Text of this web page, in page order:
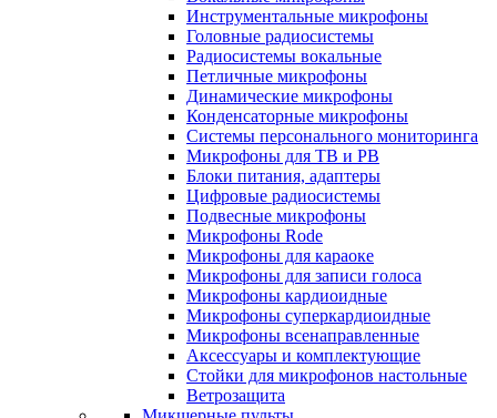
Инструментальные микрофоны
Головные радиосистемы
Радиосистемы вокальные
Петличные микрофоны
Динамические микрофоны
Конденсаторные микрофоны
Системы персонального мониторинга
Микрофоны для ТВ и РВ
Блоки питания, адаптеры
Цифровые радиосистемы
Подвесные микрофоны
Микрофоны Rode
Микрофоны для караоке
Микрофоны для записи голоса
Микрофоны кардиоидные
Микрофоны суперкардиоидные
Микрофоны всенаправленные
Аксессуары и комплектующие
Стойки для микрофонов настольные
Ветрозащита